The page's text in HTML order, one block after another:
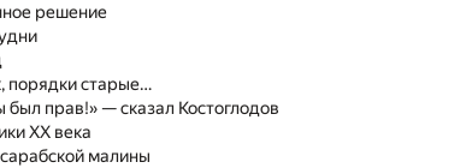
решение
порядки старые…
был прав!» — сказал Костоглодов
ХХ века
малины